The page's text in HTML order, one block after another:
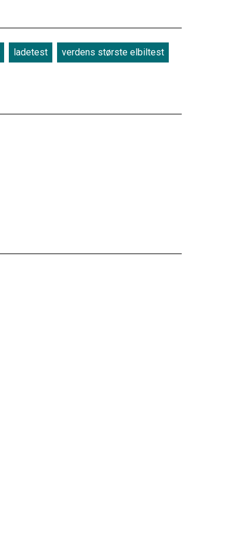
ladetest verdens største elbiltest